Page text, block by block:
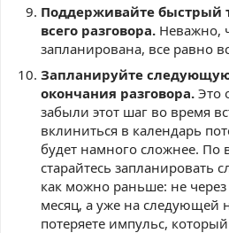
Поддерживайте быстрый
всего разговора. Неважно,
запланирована, все равно
Запланируйте
окончания разговора. Это
забыли этот шаг во время
вклиниться в календарь
будет намного сложнее. По
старайтесь запланировать
как можно раньше: не
месяц, а уже на следующей
потеряете импульс,